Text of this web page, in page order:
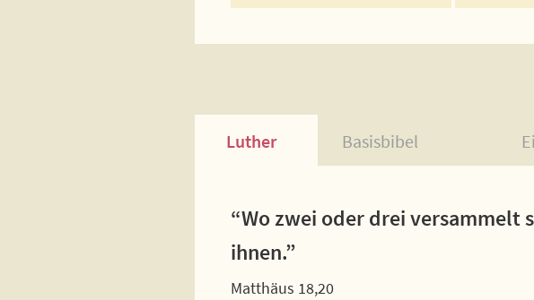
Luther Basisbibel
“Wo zwei oder drei versammelt
ihnen.”
Matthäus 18,20